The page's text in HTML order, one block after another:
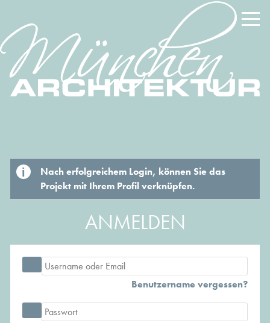
Nach erfolgreichem Login, können Sie das
Projekt mit Ihrem Profil verknüpfen.
ANMELDEN
Benutzername vergessen?